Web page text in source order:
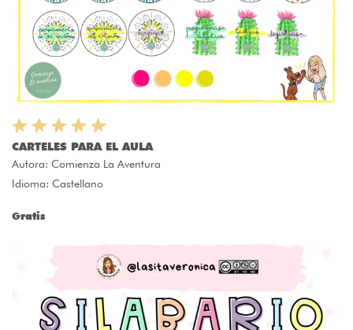
CARTELES PARA EL AULA
Autora: Comienza La Aventura
Idioma: Castellano
Gratis